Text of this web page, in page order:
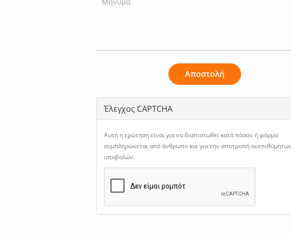
Αποστολή
Έλεγχος CAPTCHA
Αυτή η ερώτηση είναι για να διαπιστωθεί κατά πόσον ή φόρμα
συμπληρώνεται από άνθρωπο και για την αποτροπή ανεπιθύμητων
υποβολών.